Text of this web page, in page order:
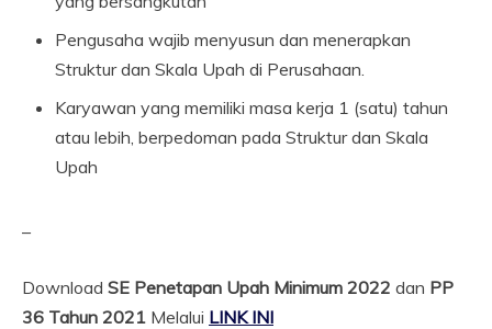
Pengusaha wajib menyusun dan menerapkan
Struktur dan Skala Upah di Perusahaan.
Karyawan yang memiliki masa kerja 1 (satu) tahun
atau lebih, berpedoman pada Struktur dan Skala
Upah
–
Download SE Penetapan Upah Minimum 2022 dan PP
36 Tahun 2021 Melalui LINK INI